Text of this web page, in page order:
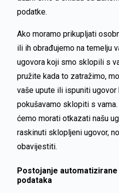
podatke.
Ako moramo prikupljati
ili ih obrađujemo na temelju
ugovora koji smo sklopili s
pružite kada to zatražimo,
vaše upute ili ispuniti
pokušavamo sklopiti s
ćemo morati otkazati našu
raskinuti sklopljeni ugovor,
obavijestiti.
Postojanje
podataka